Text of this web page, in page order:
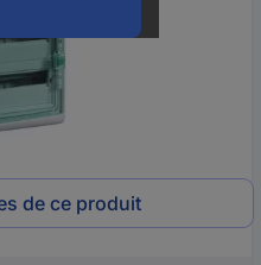
de ce produit